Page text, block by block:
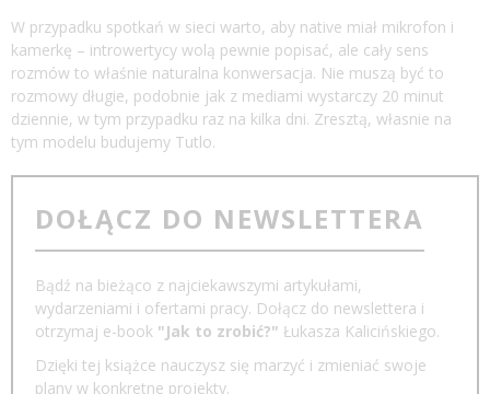
W przypadku spotkań w sieci warto, aby native miał mikrofon i
kamerkę – introwertycy wolą pewnie popisać, ale cały sens
rozmów to właśnie naturalna konwersacja. Nie muszą być to
rozmowy długie, podobnie jak z mediami wystarczy 20 minut
dziennie, w tym przypadku raz na kilka dni. Zresztą, własnie na
tym modelu budujemy Tutlo.
DOŁĄCZ DO NEWSLETTERA
Bądź na bieżąco z najciekawszymi artykułami,
wydarzeniami i ofertami pracy. Dołącz do newslettera i
otrzymaj e-book "Jak to zrobić?" Łukasza Kalicińskiego.
Dzięki tej książce nauczysz się marzyć i zmieniać swoje
plany w konkretne projekty.